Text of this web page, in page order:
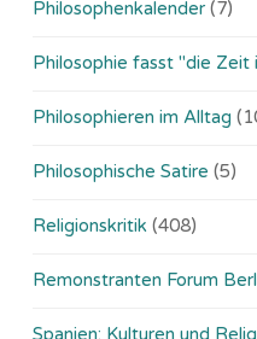
Philosophenkalender (7)
Philosophie fasst "die Zeit
Philosophieren im Alltag
Philosophische Satire (5)
Religionskritik (408)
Remonstranten Forum
Spanien: Kulturen und